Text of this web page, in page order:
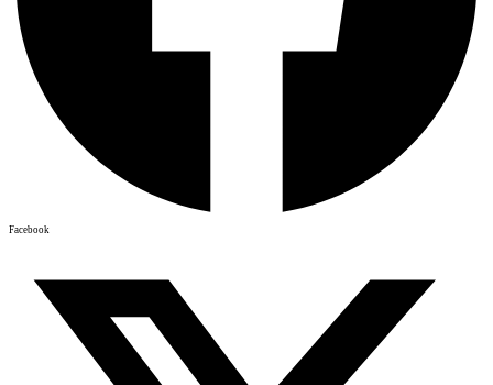
Facebook